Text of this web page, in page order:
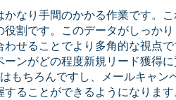
なり手間のかかる作業です。
割です。このデータがしっか
せることでより多角的な視点
ンがどの程度新規リード獲得
もちろんですし、メールキャン
ることができるようになります